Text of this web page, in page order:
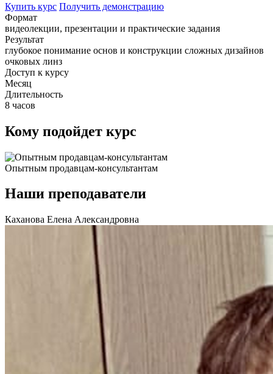
Купить курс Получить демонстрацию
Формат
видеолекции, презентации и практические задания
Результат
глубокое понимание основ и конструкции сложных дизайнов
очковых линз
Доступ к курсу
Месяц
Длительность
8 часов
Кому подойдет курс
Опытным продавцам-консультантам
Наши преподаватели
Каханова Елена Александровна